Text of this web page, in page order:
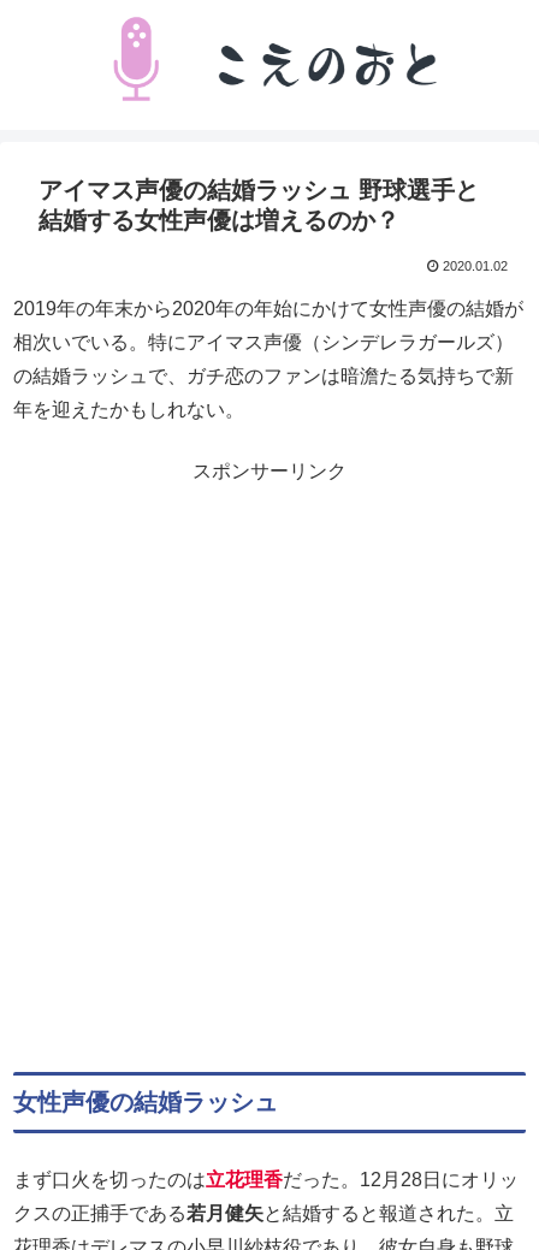
アイマス声優の結婚ラッシュ 野球選手と
結婚する女性声優は増えるのか？
2020.01.02
2019年の年末から2020年の年始にかけて女性声優の結婚が
相次いでいる。特にアイマス声優（シンデレラガールズ）
の結婚ラッシュで、ガチ恋のファンは暗澹たる気持ちで新
年を迎えたかもしれない。
スポンサーリンク
女性声優の結婚ラッシュ
まず口火を切ったのは立花理香だった。12月28日にオリッ
クスの正捕手である若月健矢と結婚すると報道された。立